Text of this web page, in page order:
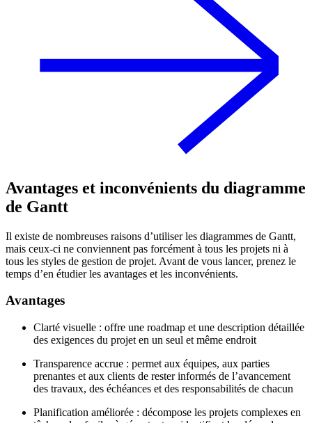
Avantages et inconvénients du diagramme
de Gantt
Il existe de nombreuses raisons d’utiliser les diagrammes de Gantt,
mais ceux-ci ne conviennent pas forcément à tous les projets ni à
tous les styles de gestion de projet. Avant de vous lancer, prenez le
temps d’en étudier les avantages et les inconvénients.
Avantages
Clarté visuelle : offre une roadmap et une description détaillée
des exigences du projet en un seul et même endroit
Transparence accrue : permet aux équipes, aux parties
prenantes et aux clients de rester informés de l’avancement
des travaux, des échéances et des responsabilités de chacun
Planification améliorée : décompose les projets complexes en